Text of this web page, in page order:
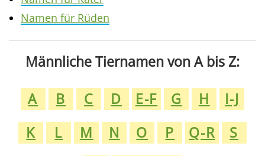
Namen für Rüden
Männliche Tiernamen von A bis Z:
A
B C D E-F G H
I-J
K
L M N O P Q-R
S